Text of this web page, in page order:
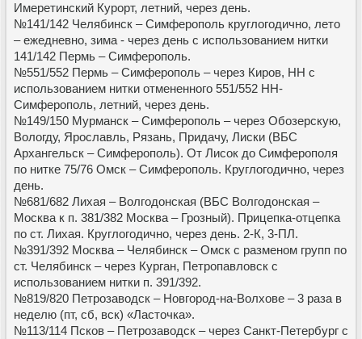
Имеретинский Курорт, летний, через день.
№141/142 Челябинск – Симферополь круглогодично, лето
– ежедневно, зима - через день с использованием нитки
141/142 Пермь – Симферополь.
№551/552 Пермь – Симферополь – через Киров, НН с
использованием нитки отмененного 551/552 НН-
Симферополь, летний, через день.
№149/150 Мурманск – Симферополь – через Обозерскую,
Вологду, Ярославль, Рязань, Придачу, Лиски (ВБС
Архангельск – Симферополь). От Лисок до Симферополя
по нитке 75/76 Омск – Симферополь. Круглогодично, через
день.
№681/682 Лихая – Волгодонская (ВБС Волгодонская –
Москва к п. 381/382 Москва – Грозный). Прицепка-отцепка
по ст. Лихая. Круглогодично, через день. 2-К, 3-ПЛ.
№391/392 Москва – Челябинск – Омск с разменом групп по
ст. Челябинск – через Курган, Петропавловск с
использованием нитки п. 391/392.
№819/820 Петрозаводск – Новгород-на-Волхове – 3 раза в
неделю (пт, сб, вск) «Ласточка».
№113/114 Псков – Петрозаводск – через Санкт-Петербург с